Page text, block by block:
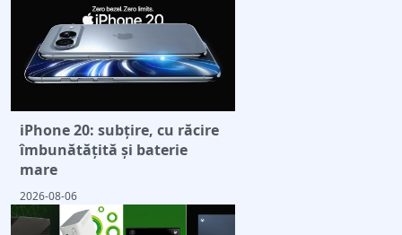
iPhone 20: subțire, cu răcire
îmbunătățită și baterie
mare
2026-08-06